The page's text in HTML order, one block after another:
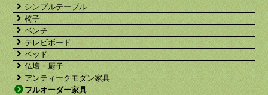
シンプルテーブル
椅子
ベンチ
テレビボード
ベッド
仏壇・厨子
アンティークモダン家具
フルオーダー家具